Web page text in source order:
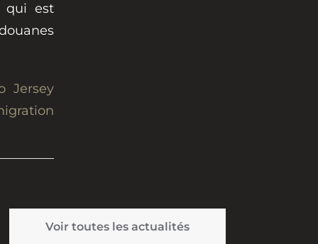
qui est
Jersey
Voir toutes les actualités